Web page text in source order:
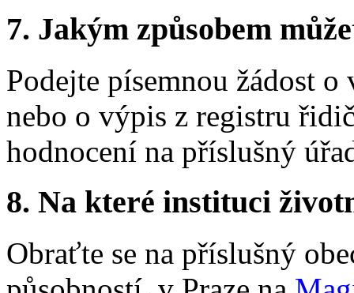
7. Jakým způsobem
Podejte písemnou žádost
nebo o výpis z registru
hodnocení na příslušný
8. Na které instituci
Obraťte se na příslušný